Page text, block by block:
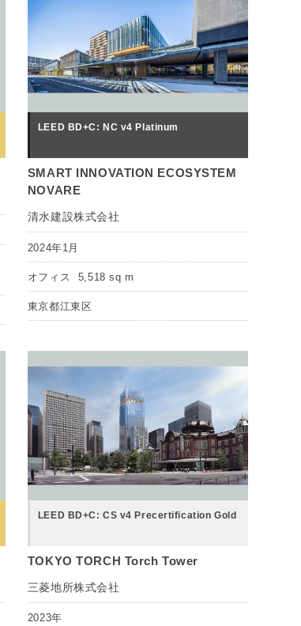
LEED BD+C: NC v4 Platinum
SMART INNOVATION ECOSYSTEM
NOVARE
清水建設株式会社
2024年1月
オフィス 5,518 sq m
東京都江東区
LEED BD+C: CS v4 Precertification Gold
TOKYO TORCH Torch Tower
三菱地所株式会社
2023年